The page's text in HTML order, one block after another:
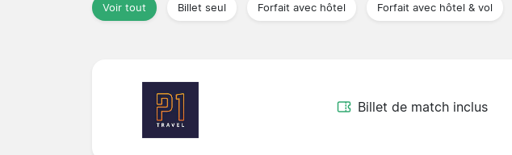
Voir tout Billet seul Forfait avec hôtel Forfait avec hôtel & vol
Billet de match inclus